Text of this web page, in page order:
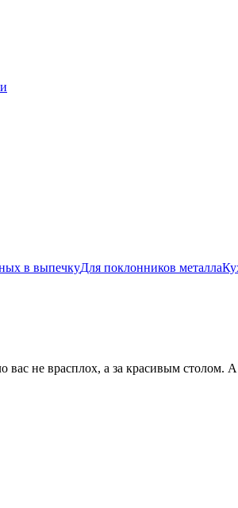
в выпечкуДля поклонников металла
вас не врасплох, а за красивым